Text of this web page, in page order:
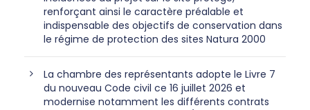
renforçant ainsi le caractère préalable et
indispensable des objectifs de conservation dans
le régime de protection des sites Natura 2000
La chambre des représentants adopte le Livre 7
du nouveau Code civil ce 16 juillet 2026 et
modernise notamment les différents contrats